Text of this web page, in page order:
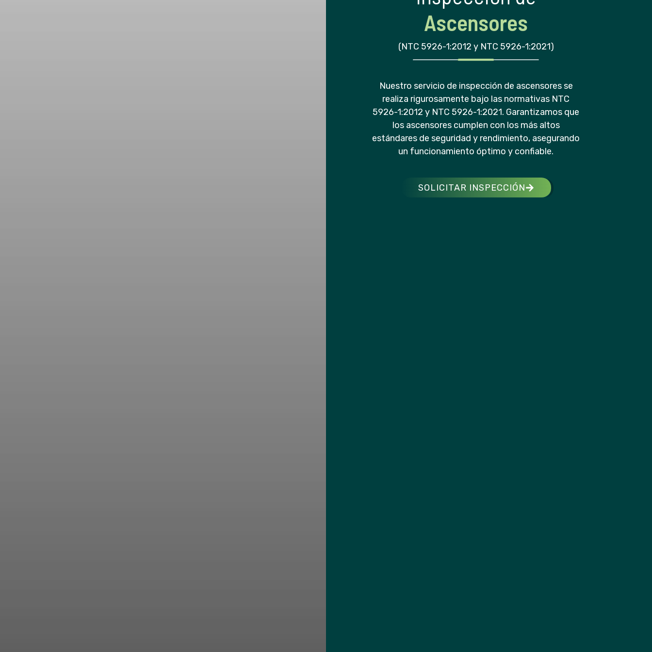
Ascensores
(NTC 5926-1:2012 y NTC 5926-1:2021)
Nuestro servicio de inspección de ascensores se
realiza rigurosamente bajo las normativas NTC
5926-1:2012 y NTC 5926-1:2021. Garantizamos que
los ascensores cumplen con los más altos
estándares de seguridad y rendimiento, asegurando
un funcionamiento óptimo y confiable.
SOLICITAR INSPECCIÓN